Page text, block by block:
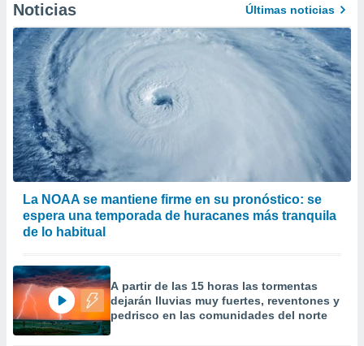
Noticias Últimas noticias
La NOAA se mantiene firme en su pronóstico: se
espera una temporada de huracanes más tranquila
de lo habitual
A partir de las 15 horas las tormentas
dejarán lluvias muy fuertes, reventones y
pedrisco en las comunidades del norte